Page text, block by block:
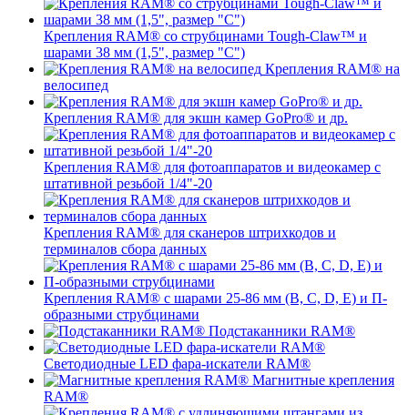
Крепления RAM® со струбцинами Tough-Claw™ и
шарами 38 мм (1,5", размер "C")
Крепления RAM® на
велосипед
Крепления RAM® для экшн камер GoPro® и др.
Крепления RAM® для фотоаппаратов и видеокамер с
штативной резьбой 1/4"-20
Крепления RAM® для сканеров штрихкодов и
терминалов сбора данных
Крепления RAM® с шарами 25-86 мм (B, C, D, E) и П-
образными струбцинами
Подстаканники RAM®
Светодиодные LED фара-искатели RAM®
Магнитные крепления
RAM®